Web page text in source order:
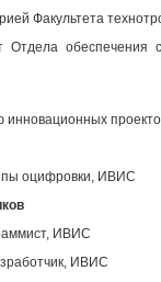
Факультета
обеспечения
инновационных
оцифровки, ИВИС
ИВИС
ИВИС